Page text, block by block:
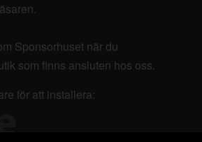
Sponsorhuset när du
som finns ansluten hos oss.
för att installera: